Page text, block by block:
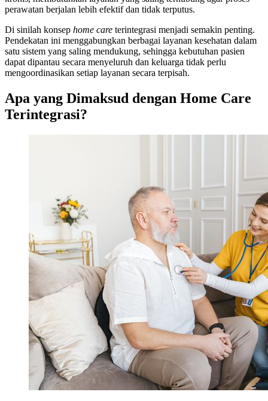
perawatan berjalan lebih efektif dan tidak terputus.
Di sinilah konsep home care terintegrasi menjadi semakin penting.
Pendekatan ini menggabungkan berbagai layanan kesehatan dalam
satu sistem yang saling mendukung, sehingga kebutuhan pasien
dapat dipantau secara menyeluruh dan keluarga tidak perlu
mengoordinasikan setiap layanan secara terpisah.
Apa yang Dimaksud dengan Home Care
Terintegrasi?